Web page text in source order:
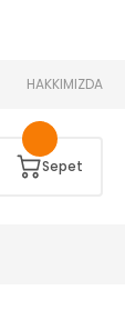
HAKKIMIZDA
Sepet